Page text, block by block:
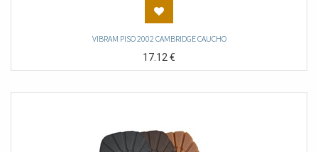
VIBRAM PISO 2002 CAMBRIDGE CAUCHO
17.12€